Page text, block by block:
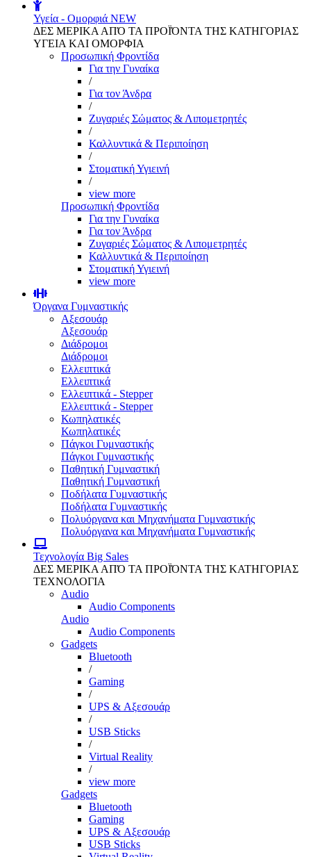
Υγεία - Ομορφιά NEW
ΔΕΣ ΜΕΡΙΚΑ ΑΠΌ ΤΑ ΠΡΟΪΌΝΤΑ ΤΗΣ ΚΑΤΗΓΟΡΙΑΣ
ΥΓΕΙΑ ΚΑΙ ΟΜΟΡΦΙΑ
Προσωπική Φροντίδα
Για την Γυναίκα
/
Για τον Άνδρα
/
Ζυγαριές Σώματος & Λιπομετρητές
/
Καλλυντικά & Περιποίηση
/
Στοματική Υγιεινή
/
view more
Προσωπική Φροντίδα
Για την Γυναίκα
Για τον Άνδρα
Ζυγαριές Σώματος & Λιπομετρητές
Καλλυντικά & Περιποίηση
Στοματική Υγιεινή
view more
Όργανα Γυμναστικής
Αξεσουάρ
Αξεσουάρ
Διάδρομοι
Διάδρομοι
Ελλειπτικά
Ελλειπτικά
Ελλειπτικά - Stepper
Ελλειπτικά - Stepper
Κωπηλατικές
Κωπηλατικές
Πάγκοι Γυμναστικής
Πάγκοι Γυμναστικής
Παθητική Γυμναστική
Παθητική Γυμναστική
Ποδήλατα Γυμναστικής
Ποδήλατα Γυμναστικής
Πολυόργανα και Μηχανήματα Γυμναστικής
Πολυόργανα και Μηχανήματα Γυμναστικής
Τεχνολογία Big Sales
ΔΕΣ ΜΕΡΙΚΑ ΑΠΌ ΤΑ ΠΡΟΪΌΝΤΑ ΤΗΣ ΚΑΤΗΓΟΡΙΑΣ
ΤΕΧΝΟΛΟΓΙΑ
Audio
Audio Components
Audio
Audio Components
Gadgets
Bluetooth
/
Gaming
/
UPS & Αξεσουάρ
/
USB Sticks
/
Virtual Reality
/
view more
Gadgets
Bluetooth
Gaming
UPS & Αξεσουάρ
USB Sticks